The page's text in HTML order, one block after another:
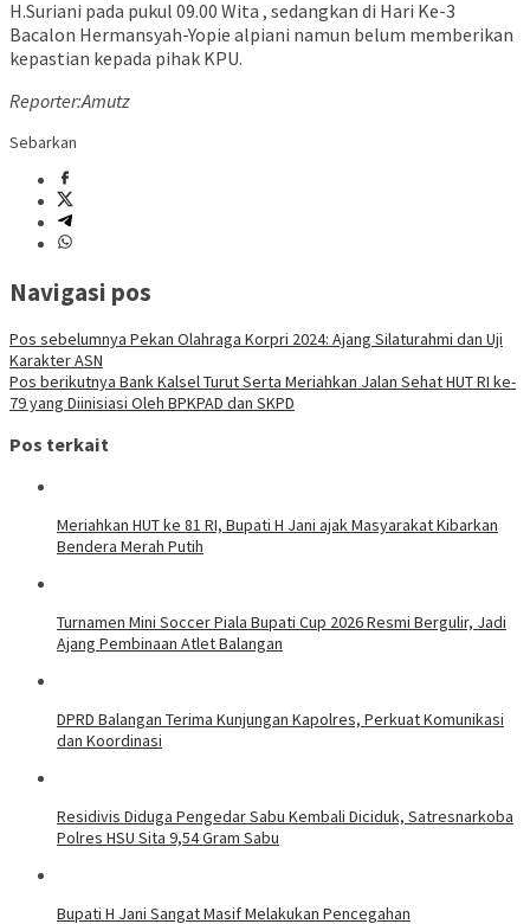
H.Suriani pada pukul 09.00 Wita , sedangkan di Hari Ke-3
Bacalon Hermansyah-Yopie alpiani namun belum memberikan
kepastian kepada pihak KPU.
Reporter:Amutz
Sebarkan
Navigasi pos
Pos sebelumnya Pekan Olahraga Korpri 2024: Ajang Silaturahmi dan Uji
Karakter ASN
Pos berikutnya Bank Kalsel Turut Serta Meriahkan Jalan Sehat HUT RI ke-
79 yang Diinisiasi Oleh BPKPAD dan SKPD
Pos terkait
Meriahkan HUT ke 81 RI, Bupati H Jani ajak Masyarakat Kibarkan
Bendera Merah Putih
Turnamen Mini Soccer Piala Bupati Cup 2026 Resmi Bergulir, Jadi
Ajang Pembinaan Atlet Balangan
DPRD Balangan Terima Kunjungan Kapolres, Perkuat Komunikasi
dan Koordinasi
Residivis Diduga Pengedar Sabu Kembali Diciduk, Satresnarkoba
Polres HSU Sita 9,54 Gram Sabu
Bupati H Jani Sangat Masif Melakukan Pencegahan